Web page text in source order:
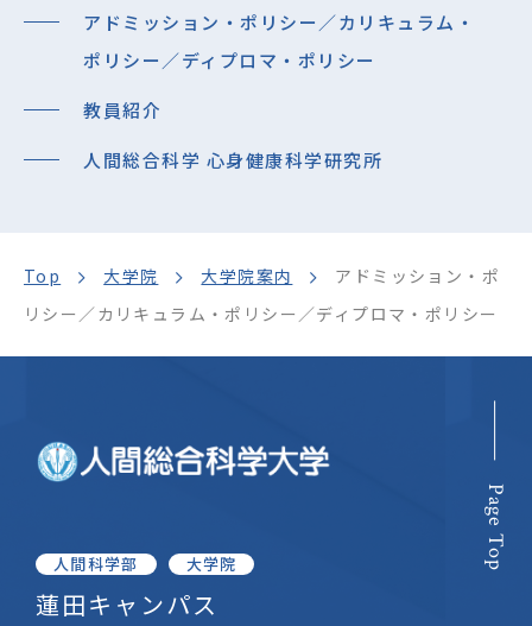
アドミッション・ポリシー／カリキュラム・
ポリシー／ディプロマ・ポリシー
教員紹介
人間総合科学 心身健康科学研究所
Top 大学院 大学院案内
アドミッション・ポ
リシー／カリキュラム・ポリシー／ディプロマ・ポリシー
人間科学部 大学院
蓮田キャンパス
Page Top